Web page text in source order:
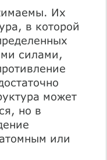
Их
в которой
силами,
может
но в
или